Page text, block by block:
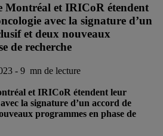
Montréal et IRICoR étendent
avec la signature d’un
et deux nouveaux
de recherche
- 9 mn de lecture
et IRICoR étendent leur
avec la signature d’un accord de
programmes en phase de